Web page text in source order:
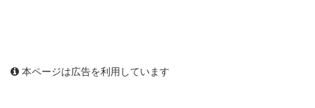
本ページは広告を利用しています